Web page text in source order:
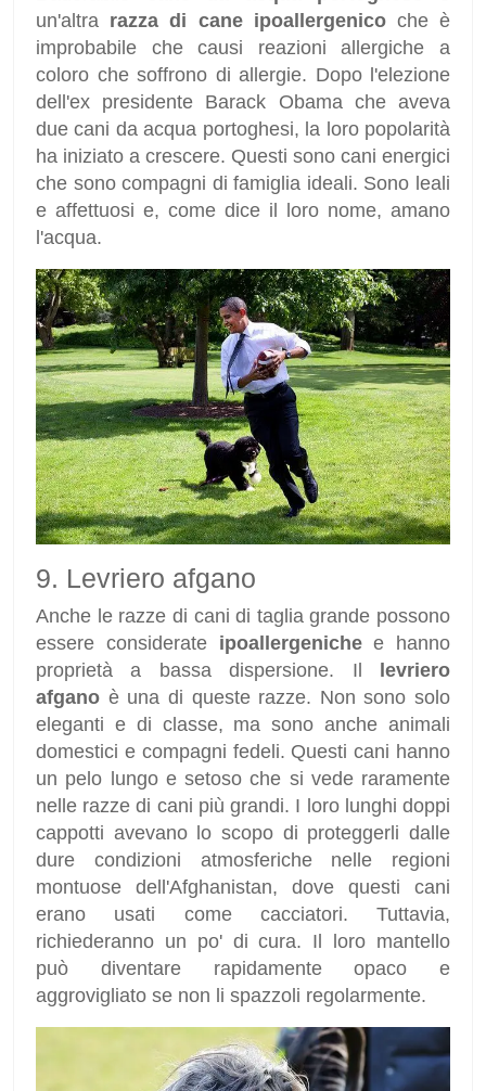
un'altra razza di cane ipoallergenicoche è
improbabile che causi reazioni allergiche a
coloro che soffrono di allergie. Dopo l'elezione
dell'ex presidente Barack Obama che aveva
due cani da acqua portoghesi, la loro popolarità
ha iniziato a crescere. Questi sono cani energici
che sono compagni di famiglia ideali. Sono leali
e affettuosi e, come dice il loro nome, amano
l'acqua.
9. Levriero afgano
Anche le razze di cani di taglia grande possono
essere considerate ipoallergenichee hanno
proprietà a bassa dispersione. Il
levriero
afgano è una di queste razze. Non sono solo
eleganti e di classe, ma sono anche animali
domestici e compagni fedeli. Questi cani hanno
un pelo lungo e setoso che si vede raramente
nelle razze di cani più grandi. I loro lunghi doppi
cappotti avevano lo scopo di proteggerli dalle
dure condizioni atmosferiche nelle regioni
montuose dell'Afghanistan, dove questi cani
erano usati come cacciatori. Tuttavia,
richiederanno un po' di cura. Il loro mantello
può diventare rapidamente opaco e
aggrovigliato se non li spazzoli regolarmente.